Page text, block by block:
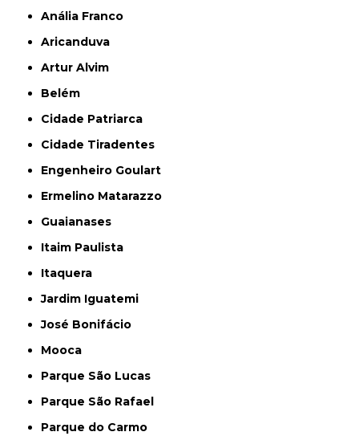
Anália Franco
Aricanduva
Artur Alvim
Belém
Cidade Patriarca
Cidade Tiradentes
Engenheiro Goulart
Ermelino Matarazzo
Guaianases
Itaim Paulista
Itaquera
Jardim Iguatemi
José Bonifácio
Mooca
Parque São Lucas
Parque São Rafael
Parque do Carmo